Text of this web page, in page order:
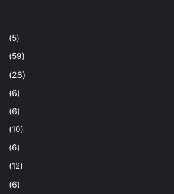
(5)
(59)
(28)
(6)
(6)
(10)
(6)
(12)
(6)